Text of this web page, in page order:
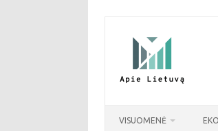
VISUOMENĖ